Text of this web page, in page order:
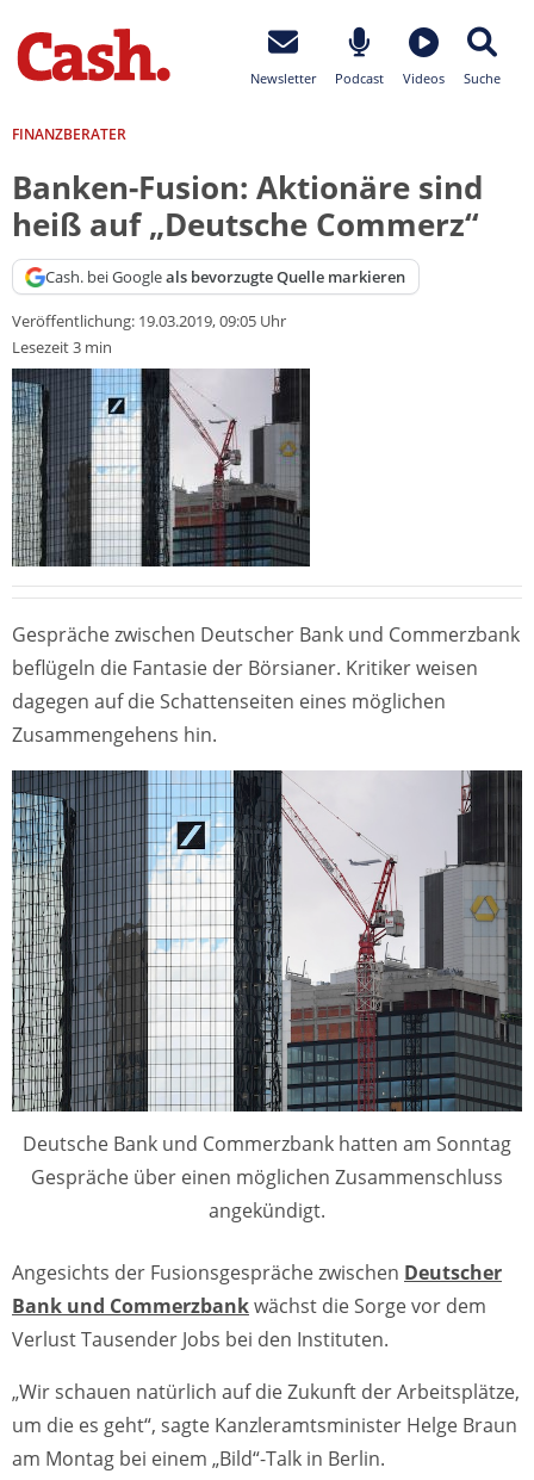
Newsletter Podcast Videos Suche
FINANZBERATER
Banken-Fusion: Aktionäre sind
heiß auf „Deutsche Commerz“
Cash. bei Googleals bevorzugte Quelle markieren
Veröffentlichung: 19.03.2019, 09:05 Uhr
Lesezeit 3 min
Gespräche zwischen Deutscher Bank und Commerzbank
beflügeln die Fantasie der Börsianer. Kritiker weisen
dagegen auf die Schattenseiten eines möglichen
Zusammengehens hin.
Deutsche Bank und Commerzbank hatten am Sonntag
Gespräche über einen möglichen Zusammenschluss
angekündigt.
Angesichts der Fusionsgespräche zwischen Deutscher
Bank und Commerzbankwächst die Sorge vor dem
Verlust Tausender Jobs bei den Instituten.
„Wir schauen natürlich auf die Zukunft der Arbeitsplätze,
um die es geht“, sagte Kanzleramtsminister Helge Braun
am Montag bei einem „Bild“-Talk in Berlin.